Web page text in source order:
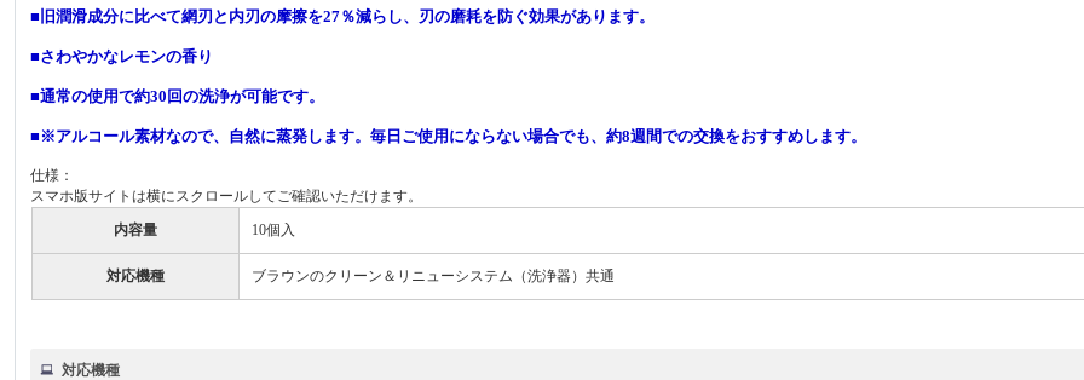
■旧潤滑成分に比べて網刃と内刃の摩擦を27％減らし、刃の磨耗を防ぐ効果があります。
■さわやかなレモンの香り
■通常の使用で約30回の洗浄が可能です。
■※アルコール素材なので、自然に蒸発します。毎日ご使用にならない場合でも、約8週間での交換をおすすめします。
仕様：
スマホ版サイトは横にスクロールしてご確認いただけます。
内容量
10個入
対応機種 ブラウンのクリーン＆リニューシステム（洗浄器）共通
対応機種